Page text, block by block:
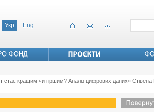
Укр Eng
стає кращим чи гіршим? Аналіз цифрових даних»